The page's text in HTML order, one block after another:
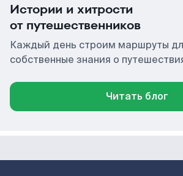
Истории и хитрости
от путешественников
Каждый день строим маршруты
собственные знания о
Читать блог